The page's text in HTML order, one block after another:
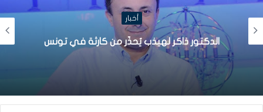
أخبار
الدكتور ذاكر لهيذب يُحذّر من كارثة في تونس